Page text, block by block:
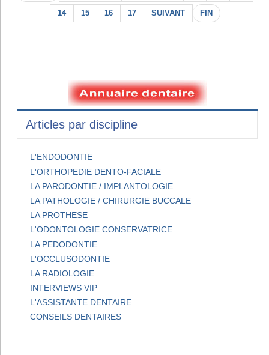
14 15 16 17 SUIVANT FIN
Articles par discipline
L'ENDODONTIE
L'ORTHOPEDIE DENTO-FACIALE
LA PARODONTIE / IMPLANTOLOGIE
LA PATHOLOGIE / CHIRURGIE BUCCALE
LA PROTHESE
L'ODONTOLOGIE CONSERVATRICE
LA PEDODONTIE
L'OCCLUSODONTIE
LA RADIOLOGIE
INTERVIEWS VIP
L'ASSISTANTE DENTAIRE
CONSEILS DENTAIRES